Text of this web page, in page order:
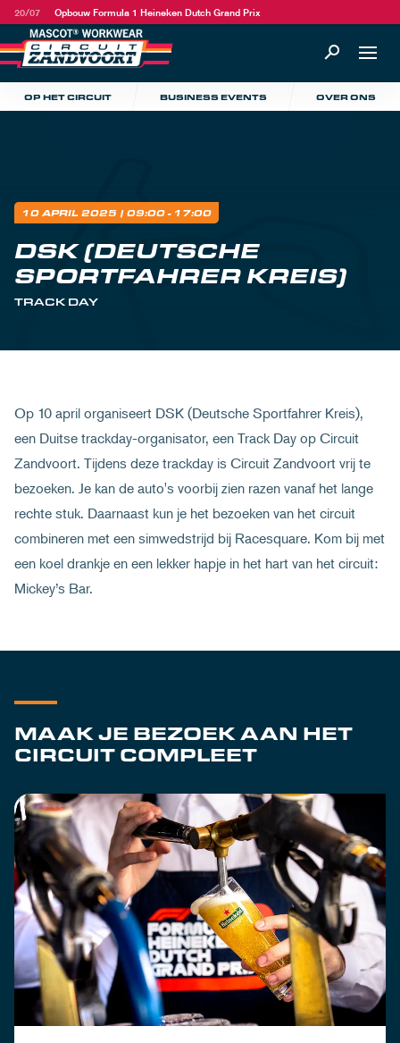
20/07 Opbouw Formula 1 Heineken Dutch Grand Prix
OP HET CIRCUIT BUSINESS EVENTS OVER ONS
10 APRIL 2025 | 09:00 - 17:00
DSK (DEUTSCHE
SPORTFAHRER KREIS)
TRACK DAY
Op 10 april organiseert DSK (Deutsche Sportfahrer Kreis),
een Duitse trackday-organisator, een Track Day op Circuit
Zandvoort. Tijdens deze trackday is Circuit Zandvoort vrij te
bezoeken. Je kan de auto's voorbij zien razen vanaf het lange
rechte stuk. Daarnaast kun je het bezoeken van het circuit
combineren met een simwedstrijd bij Racesquare. Kom bij met
een koel drankje en een lekker hapje in het hart van het circuit:
Mickey’s Bar.
MAAK JE BEZOEK AAN HET
CIRCUIT COMPLEET